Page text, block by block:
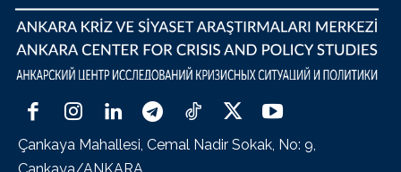
Çankaya Mahallesi, Cemal Nadir Sokak, No: 9,